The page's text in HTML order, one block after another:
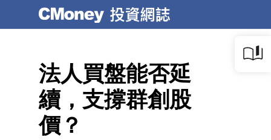
法人買盤能否延
續，支撐群創股
價？